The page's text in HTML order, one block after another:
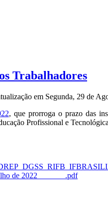
Trabalhadores
em Segunda, 29 de
, que prorroga o prazo das
Profissional e
de 2022_______.pdf